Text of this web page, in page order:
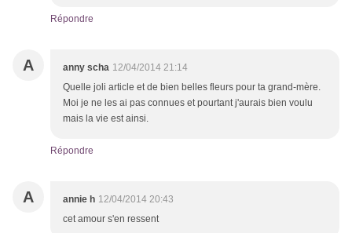
Répondre
A anny scha 12/04/2014 21:14
Quelle joli article et de bien belles fleurs pour ta grand-mère.
Moi je ne les ai pas connues et pourtant j'aurais bien voulu
mais la vie est ainsi.
Répondre
A annie h 12/04/2014 20:43
cet amour s'en ressent